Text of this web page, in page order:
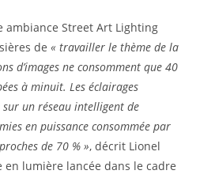
ambiance Street Art Lighting
de« travailler le thème de la
d’images ne consomment que 40
à minuit. Les éclairages
un réseau intelligent de
en puissance consommée par
de 70 % », décrit Lionel
en lumière lancée dans le cadre